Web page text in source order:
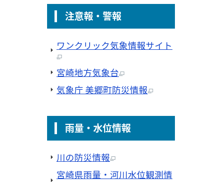
注意報・警報
ワンクリック気象情報サイト
宮崎地方気象台
気象庁 美郷町防災情報
雨量・水位情報
川の防災情報
宮崎県雨量・河川水位観測情